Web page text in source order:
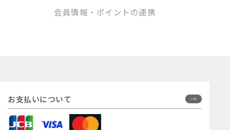
会員情報・ポイントの連携
お支払いについて